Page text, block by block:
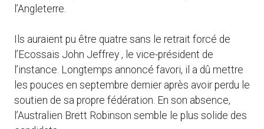
l’Angleterre.
Ils auraient pu être quatre sans le retrait forcé de
l’Ecossais John Jeffrey , le vice-président de
l’instance. Longtemps annoncé favori, il a dû mettre
les pouces en septembre dernier après avoir perdu le
soutien de sa propre fédération. En son absence,
l’Australien Brett Robinson semble le plus solide des